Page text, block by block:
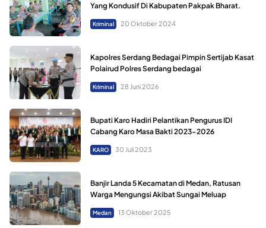
Yang Kondusif Di Kabupaten Pakpak Bharat.
Kriminal 20 Oktober 2024
Kapolres Serdang Bedagai Pimpin Sertijab Kasat
Polairud Polres Serdang bedagai
Kriminal 28 Juni 2026
Bupati Karo Hadiri Pelantikan Pengurus IDI
Cabang Karo Masa Bakti 2023-2026
KARO 30 Juli 2023
Banjir Landa 5 Kecamatan di Medan, Ratusan
Warga Mengungsi Akibat Sungai Meluap
Medan 13 Oktober 2025